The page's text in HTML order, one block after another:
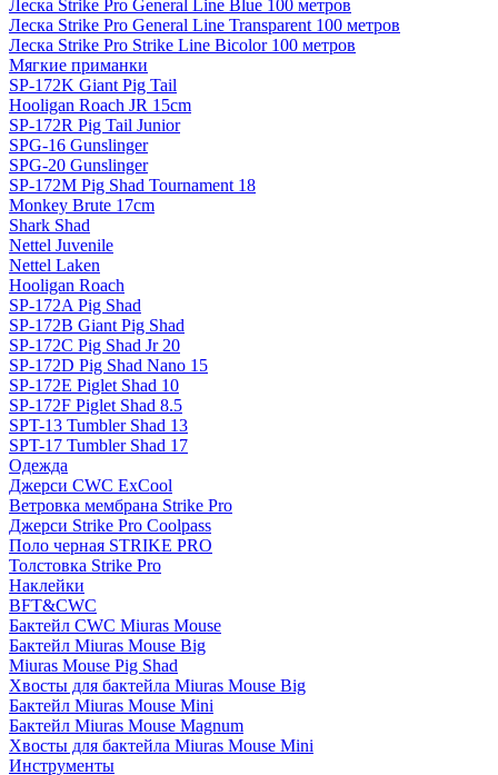
Леска Strike Pro General Line Blue 100 метров
Леска Strike Pro General Line Transparent 100 метров
Леска Strike Pro Strike Line Bicolor 100 метров
Мягкие приманки
SP-172K Giant Pig Tail
Hooligan Roach JR 15cm
SP-172R Pig Tail Junior
SPG-16 Gunslinger
SPG-20 Gunslinger
SP-172M Pig Shad Tournament 18
Monkey Brute 17cm
Shark Shad
Nettel Juvenile
Nettel Laken
Hooligan Roach
SP-172A Pig Shad
SP-172B Giant Pig Shad
SP-172C Pig Shad Jr 20
SP-172D Pig Shad Nano 15
SP-172E Piglet Shad 10
SP-172F Piglet Shad 8.5
SPT-13 Tumbler Shad 13
SPT-17 Tumbler Shad 17
Одежда
Джерси CWC ExCool
Ветровка мембрана Strike Pro
Джерси Strike Pro Coolpass
Поло черная STRIKE PRO
Толстовка Strike Pro
Наклейки
BFT&CWC
Бактейл CWC Miuras Mouse
Бактейл Miuras Mouse Big
Miuras Mouse Pig Shad
Хвосты для бактейла Miuras Mouse Big
Бактейл Miuras Mouse Mini
Бактейл Miuras Mouse Magnum
Хвосты для бактейла Miuras Mouse Mini
Инструменты